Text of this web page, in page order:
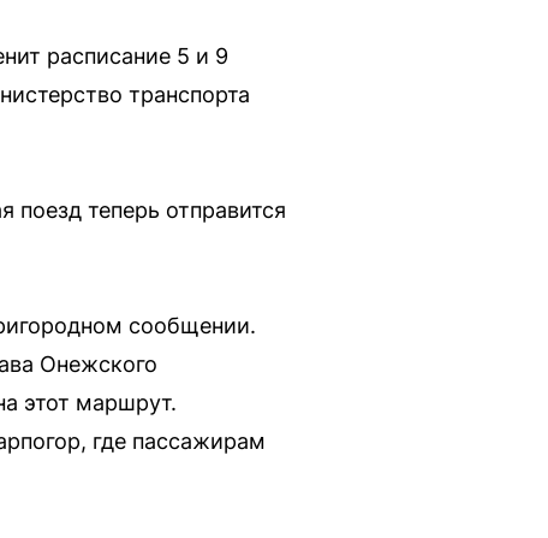
расписание 5 и 9
транспорта
поезд теперь отправится
сообщении.
Онежского
этот маршрут.
где пассажирам